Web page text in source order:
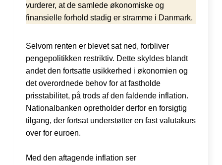
vurderer, at de samlede økonomiske og
finansielle forhold stadig er stramme i Danmark.
Selvom renten er blevet sat ned, forbliver
pengepolitikken restriktiv. Dette skyldes blandt
andet den fortsatte usikkerhed i økonomien og
det overordnede behov for at fastholde
prisstabilitet, på trods af den faldende inflation.
Nationalbanken opretholder derfor en forsigtig
tilgang, der fortsat understøtter en fast valutakurs
over for euroen.
Med den aftagende inflation ser